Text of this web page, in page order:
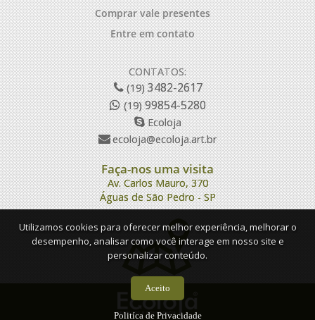
Comprar vale presentes
Entre em contato
CONTATOS:
(19)3482-2617
(19)99854-5280
Ecoloja
ecoloja@ecoloja.art.br
Faça-nos uma visita
Av. Carlos Mauro, 370
Águas de São Pedro - SP
Utilizamos cookies para oferecer melhor experiência, melhorar o
desempenho, analisar como você interage em nosso site e
personalizar conteúdo.
Aceito
Politíca de Privacidade